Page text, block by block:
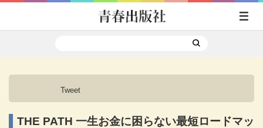
Tweet
THE PATH 一生お金に困らない最短ロードマッ